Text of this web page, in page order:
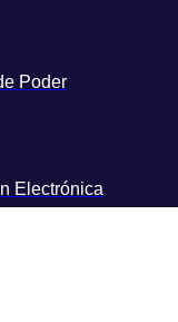
Poder
Electrónica